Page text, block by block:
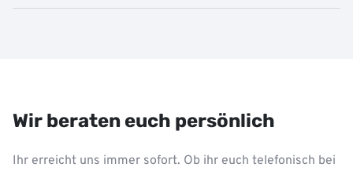
Wir beraten euch persönlich
Ihr erreicht uns immer sofort. Ob ihr euch telefonisch bei